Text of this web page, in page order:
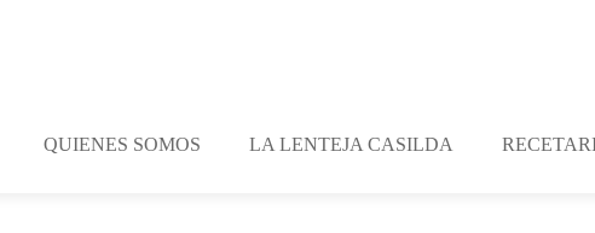
QUIENES SOMOS LA LENTEJA CASILDA